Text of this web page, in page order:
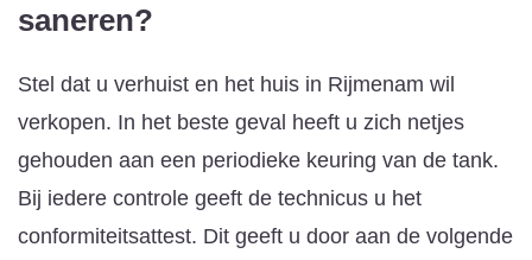
saneren?
Stel dat u verhuist en het huis in Rijmenam wil
verkopen. In het beste geval heeft u zich netjes
gehouden aan een periodieke keuring van de tank.
Bij iedere controle geeft de technicus u het
conformiteitsattest. Dit geeft u door aan de volgende